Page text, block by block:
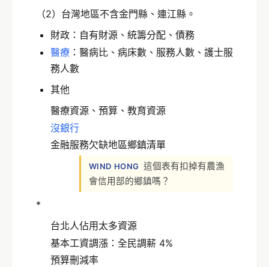
（2）台灣地區不含金門縣、連江縣。
財政：自有財源、統籌分配、債務
醫療 ：醫病比、病床數、服務人數、護士服
務人數
其他
醫療資源、預算、教育資源
沒銀行
金融服務欠缺地區鄉鎮清單
WIND HONG 這個表有扣掉有農漁
會信用部的鄉鎮嗎？
*
台北人佔用太多資源
基本工資調漲：全民調薪 4%
預算刪減率